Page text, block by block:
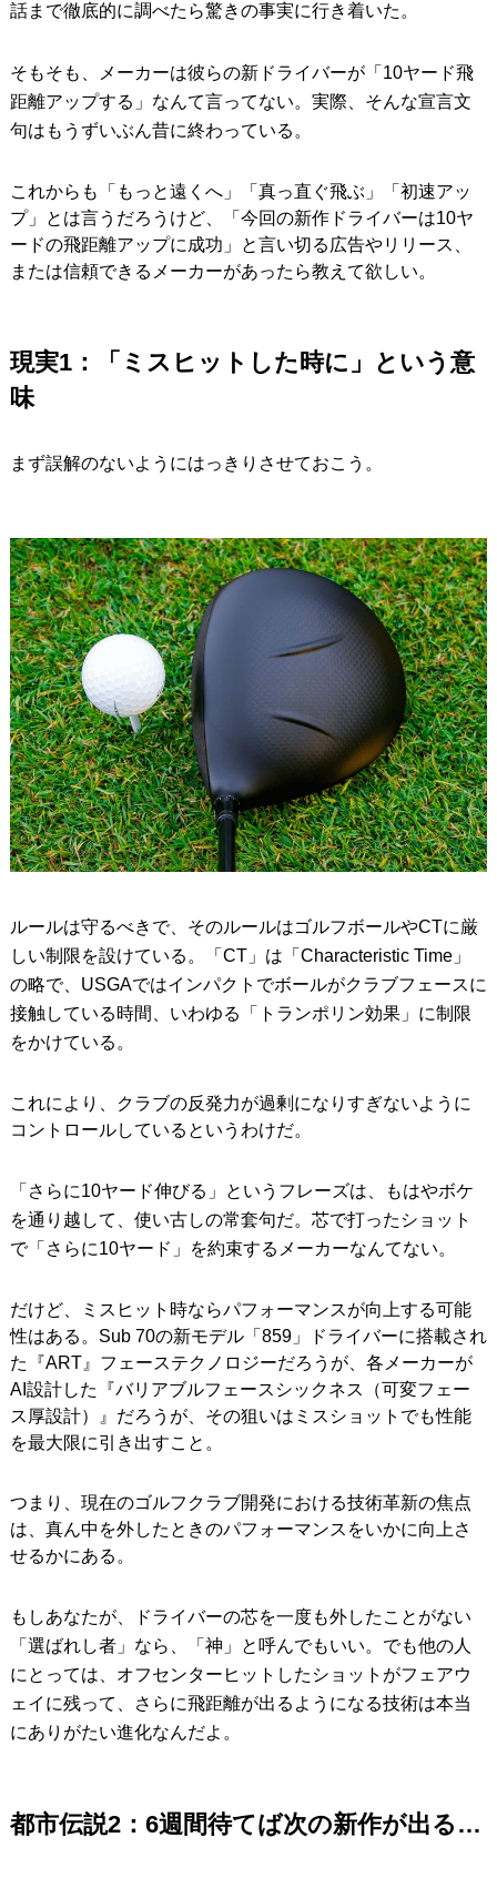
話まで徹底的に調べたら驚きの事実に行き着いた。
そもそも、メーカーは彼らの新ドライバーが「10ヤード飛
距離アップする」なんて言ってない。実際、そんな宣言文
句はもうずいぶん昔に終わっている。
これからも「もっと遠くへ」「真っ直ぐ飛ぶ」「初速アッ
プ」とは言うだろうけど、「今回の新作ドライバーは10ヤ
ードの飛距離アップに成功」と言い切る広告やリリース、
または信頼できるメーカーがあったら教えて欲しい。
現実1：「ミスヒットした時に」という意
味
まず誤解のないようにはっきりさせておこう。
ルールは守るべきで、そのルールはゴルフボールやCTに厳
しい制限を設けている。「CT」は「Characteristic Time」
の略で、USGAではインパクトでボールがクラブフェースに
接触している時間、いわゆる「トランポリン効果」に制限
をかけている。
これにより、クラブの反発力が過剰になりすぎないように
コントロールしているというわけだ。
「さらに10ヤード伸びる」というフレーズは、もはやボケ
を通り越して、使い古しの常套句だ。芯で打ったショット
で「さらに10ヤード」を約束するメーカーなんてない。
だけど、ミスヒット時ならパフォーマンスが向上する可能
性はある。Sub 70の新モデル「859」ドライバーに搭載され
た『ART』フェーステクノロジーだろうが、各メーカーが
AI設計した『バリアブルフェースシックネス（可変フェー
ス厚設計）』だろうが、その狙いはミスショットでも性能
を最大限に引き出すこと。
つまり、現在のゴルフクラブ開発における技術革新の焦点
は、真ん中を外したときのパフォーマンスをいかに向上さ
せるかにある。
もしあなたが、ドライバーの芯を一度も外したことがない
「選ばれし者」なら、「神」と呼んでもいい。でも他の人
にとっては、オフセンターヒットしたショットがフェアウ
ェイに残って、さらに飛距離が出るようになる技術は本当
にありがたい進化なんだよ。
都市伝説2：6週間待てば次の新作が出る…